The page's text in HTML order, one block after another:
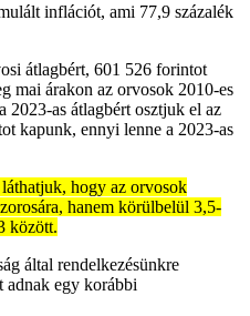
inflációt, ami 77,9 százalék
átlagbért, 601 526 forintot
mai árakon az orvosok 2010-es
2023-as átlagbért osztjuk el az
kapunk, ennyi lenne a 2023-as
hogy az orvosok
hanem körülbelül 3,5-
között.
által rendelkezésünkre
adnak egy korábbi